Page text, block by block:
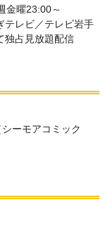
金曜23:00～
テレビ／テレビ岩手
独占見放題配信
ーモアコミック